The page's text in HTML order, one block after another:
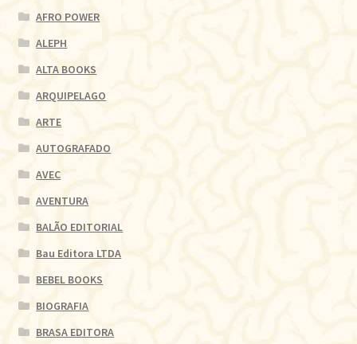
AFRO POWER
ALEPH
ALTA BOOKS
ARQUIPELAGO
ARTE
AUTOGRAFADO
AVEC
AVENTURA
BALÃO EDITORIAL
Bau Editora LTDA
BEBEL BOOKS
BIOGRAFIA
BRASA EDITORA